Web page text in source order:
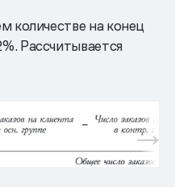
количестве на конец
Рассчитывается